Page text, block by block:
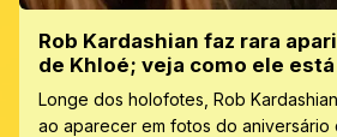
Rob Kardashian faz rara
de Khloé; veja como ele está
Longe dos holofotes, Rob
ao aparecer em fotos do aniversário